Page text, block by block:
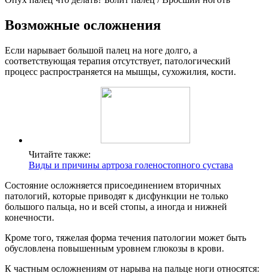
Возможные осложнения
Если нарывает большой палец на ноге долго, а
соответствующая терапия отсутствует, патологический
процесс распространяется на мышцы, сухожилия, кости.
Читайте также:
Виды и причины артроза голеностопного сустава
Состояние осложняется присоединением вторичных
патологий, которые приводят к дисфункции не только
большого пальца, но и всей стопы, а иногда и нижней
конечности.
Кроме того, тяжелая форма течения патологии может быть
обусловлена повышенным уровнем глюкозы в крови.
К частным осложнениям от нарыва на пальце ноги относятся: